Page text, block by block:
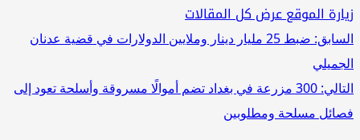
الموقععرض كل المقالات
ضبط 25 مليار دينار وملايين الدولارات في قضية عدنان
300 مزرعة في بغداد تضم أموالًا مسروقة وأسلحة تعود إلى
مسلحة ومطلوبين